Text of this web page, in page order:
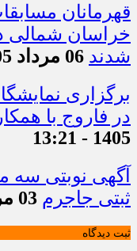
قهرمانان
خراسان شمالی
شدند 06 مرداد 1405 - 12:23
برگزاری
در فاروج با
1405 - 13:21
ثبتی جاجرم 03 مرداد 1405 - 1:43
ثبت دیدگاه